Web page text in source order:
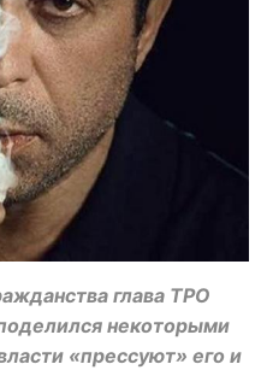
глава ТРО
некоторыми
«прессуют» его и